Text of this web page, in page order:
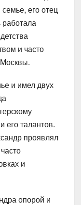
его отец
и часто
Москвы.
и имел двух
его талантов.
проявлял
и
опорой и